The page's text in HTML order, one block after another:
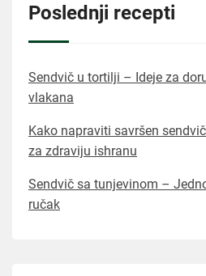
Poslednji recepti
Sendvič u tortilji – Ideje za
vlakana
Kako napraviti savršen
za zdraviju ishranu
Sendvič sa tunjevinom –
ručak